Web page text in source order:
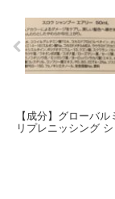
【成分】グローバ
リプレニッシング